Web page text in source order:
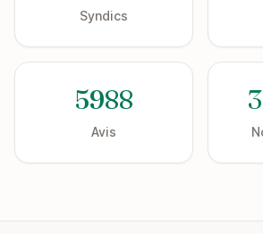
Syndics
5988
Avis